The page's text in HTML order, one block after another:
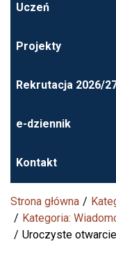
Uczeń
Projekty
Rekrutacja 2026/
e-dziennik
Kontakt
Strona główna
Kategoria:
Uroczyste